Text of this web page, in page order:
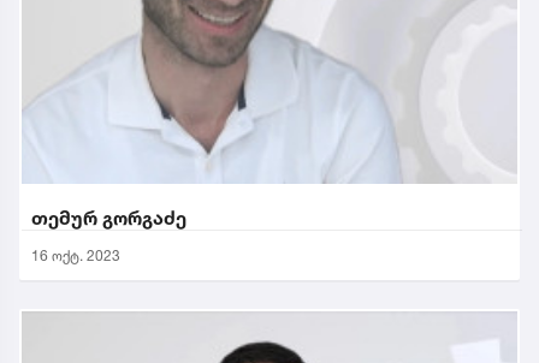
თემურ გორგაძე
16 ოქტ. 2023